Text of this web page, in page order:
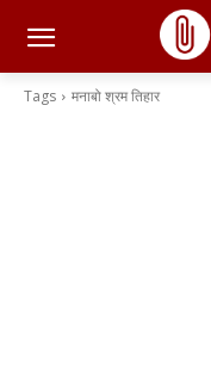
Tags मनाबो श्रम तिहार